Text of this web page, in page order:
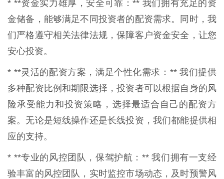
* **资金实力雄厚，安全可靠：** 我们拥有充足的资
金储备，能够满足不同投资者的配资需求。同时，我
们严格遵守相关法律法规，保障客户资金安全，让您
安心投资。
* **灵活的配资方案，满足个性化需求：** 我们提供
多种配资比例和期限选择，投资者可以根据自身的风
险承受能力和投资策略，选择最适合自己的配资方
案。无论是短线操作还是长线投资，我们都能提供相
应的支持。
* **专业的风控团队，保驾护航：** 我们拥有一支经
验丰富的风控团队，实时监控市场动态，及时预警风